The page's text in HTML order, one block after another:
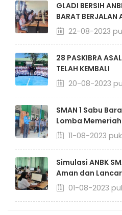
GLADI BERSIH
BARAT BERJALAN
22-08-2023
28 PASKIBRA
TELAH KEMBALI
20-08-2023
SMAN 1 Sabu
Lomba
11-08-2023
Simulasi ANBK
Aman dan Lancar
01-08-2023